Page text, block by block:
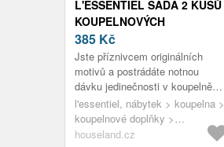
L'ESSENTIEL SADA 2 KUSŮ
KOUPELNOVÝCH
PŘEDLOŽEK CERVO
BÉŽOVÁ
385 Kč
Jste příznivcem originálních
motivů a postrádáte notnou
dávku jedinečnosti v koupelně?
Můžete to jednoduše napravit
koupí sadě 2 kusů koupelnových
...
l'essentiel, nábytek > koupelna >
koupelnové doplňky >
koupelnové předložky
houseland.cz